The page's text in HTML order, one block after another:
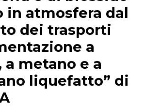
in atmosfera dal
dei trasporti
a
a metano e a
liquefatto” di